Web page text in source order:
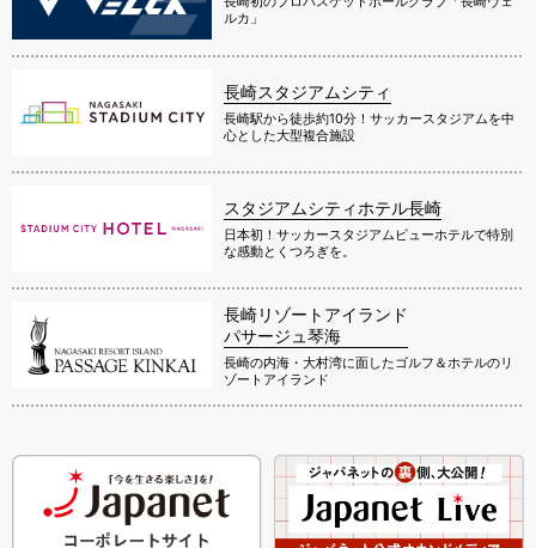
ルカ」
長崎スタジアムシティ
長崎駅から徒歩約10分！サッカースタジアムを中
心とした大型複合施設
スタジアムシティホテル長崎
日本初！サッカースタジアムビューホテルで特別
な感動とくつろぎを。
長崎リゾートアイランド
パサージュ琴海
長崎の内海・大村湾に面したゴルフ＆ホテルのリ
ゾートアイランド